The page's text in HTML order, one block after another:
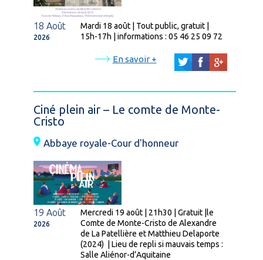
18 Août
2026
Mardi 18 août | Tout public, gratuit |
15h-17h | informations : 05 46 25 09 72
En savoir +
Ciné plein air – Le comte de Monte-
Cristo
Abbaye royale-Cour d'honneur
19 Août
2026
Mercredi 19 août | 21h30 | Gratuit |le
Comte de Monte-Cristo de Alexandre
de La Patellière et Matthieu Delaporte
(2024) | Lieu de repli si mauvais temps :
Salle Aliénor-d’Aquitaine